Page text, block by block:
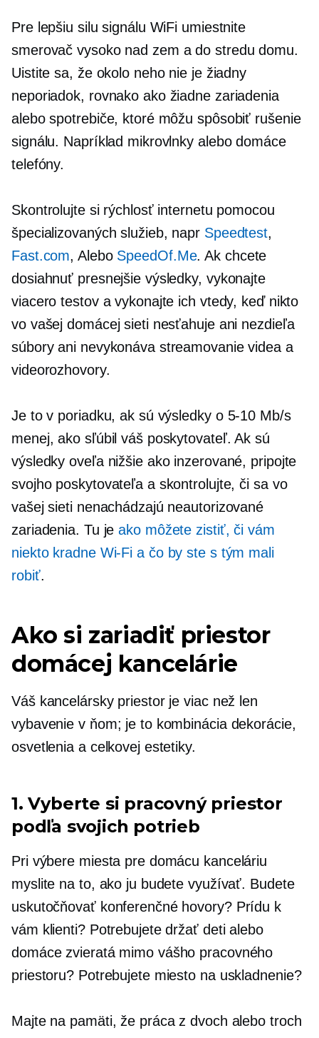
Pre lepšiu silu signálu WiFi umiestnite
smerovač vysoko nad zem a do stredu domu.
Uistite sa, že okolo neho nie je žiadny
neporiadok, rovnako ako žiadne zariadenia
alebo spotrebiče, ktoré môžu spôsobiť rušenie
signálu. Napríklad mikrovlnky alebo domáce
telefóny.
Skontrolujte si rýchlosť internetu pomocou
špecializovaných služieb, napr Speedtest,
Fast.com, Alebo SpeedOf.Me. Ak chcete
dosiahnuť presnejšie výsledky, vykonajte
viacero testov a vykonajte ich vtedy, keď nikto
vo vašej domácej sieti nesťahuje ani nezdieľa
súbory ani nevykonáva streamovanie videa a
videorozhovory.
Je to v poriadku, ak sú výsledky o 5-10 Mb/s
menej, ako sľúbil váš poskytovateľ. Ak sú
výsledky oveľa nižšie ako inzerované, pripojte
svojho poskytovateľa a skontrolujte, či sa vo
vašej sieti nenachádzajú neautorizované
zariadenia. Tu jeako môžete zistiť, či vám
niekto kradne Wi-Fi a čo by ste s tým mali
robiť.
Ako si zariadiť priestor
domácej kancelárie
Váš kancelársky priestor je viac než len
vybavenie v ňom; je to kombinácia dekorácie,
osvetlenia a celkovej estetiky.
1. Vyberte si pracovný priestor
podľa svojich potrieb
Pri výbere miesta pre domácu kanceláriu
myslite na to, ako ju budete využívať. Budete
uskutočňovať konferenčné hovory? Prídu k
vám klienti? Potrebujete držať deti alebo
domáce zvieratá mimo vášho pracovného
priestoru? Potrebujete miesto na uskladnenie?
Majte na pamäti, že práca z dvoch alebo troch